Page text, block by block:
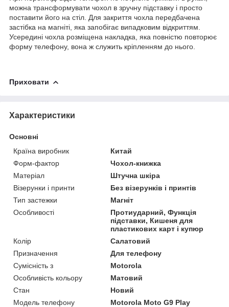
можна трансформувати чохол в зручну підставку і просто
поставити його на стіл. Для закриття чохла передбачена
застібка на магніті, яка запобігає випадковим відкриттям.
Усередині чохла розміщена накладка, яка повністю повторює
форму телефону, вона ж служить кріпленням до нього.
Приховати
Характеристики
Основні
Країна виробник
Китай
Форм-фактор
Чохол-книжка
Матеріал
Штучна шкіра
Візерунки і принти
Без візерунків і принтів
Тип застежки
Магніт
Особливості
Протиударний, Функція
підставки, Кишеня для
пластикових карт і купюр
Колір
Салатовий
Призначення
Для телефону
Сумісність з
Motorola
Особливість кольору
Матовий
Стан
Новий
Модель телефону
Motorola Moto G9 Play